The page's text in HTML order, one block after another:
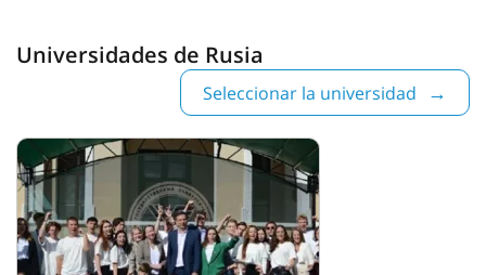
Universidades de Rusia
Seleccionar la universidad